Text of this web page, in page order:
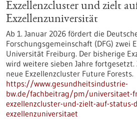
Exzellenzcluster und zielt
Exzellenzuniversität
Ab 1. Januar 2026 fördert die
Forschungsgemeinschaft (DFG) zwei
Universität Freiburg. Der bisherige
wird weitere sieben Jahre
neue Exzellenzcluster Future Forests.
https://www.gesundheitsindustrie-
bw.de/fachbeitrag/pm/universitaet-
exzellenzcluster-und-zielt-auf-status-
exzellenzuniversitaet